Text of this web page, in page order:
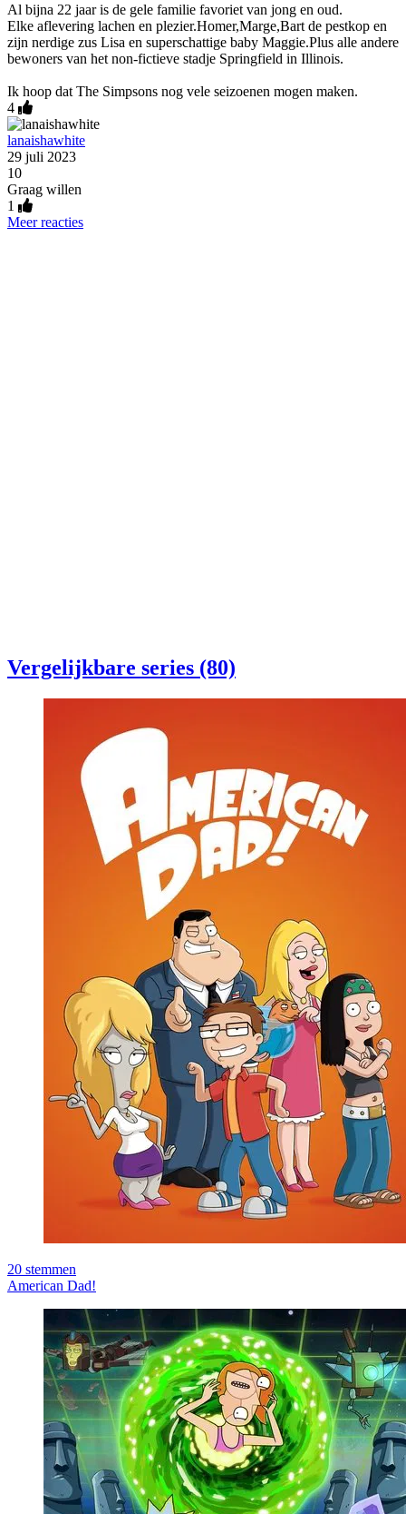
Al bijna 22 jaar is de gele familie favoriet van jong en oud.
Elke aflevering lachen en plezier.Homer,Marge,Bart de pestkop en
zijn nerdige zus Lisa en superschattige baby Maggie.Plus alle andere
bewoners van het non-fictieve stadje Springfield in Illinois.
Ik hoop dat The Simpsons nog vele seizoenen mogen maken.
4
lanaishawhite
29 juli 2023
10
Graag willen
1
Meer reacties
Vergelijkbare series (80)
20 stemmen
American Dad!